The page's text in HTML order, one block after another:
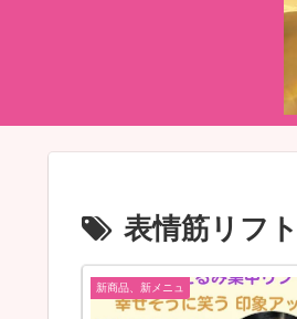
表情筋リフト
新商品、新メニュ